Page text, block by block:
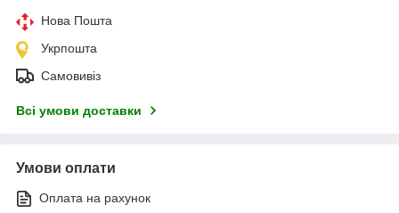
Нова Пошта
Укрпошта
Самовивіз
Всі умови доставки
Умови оплати
Оплата на рахунок